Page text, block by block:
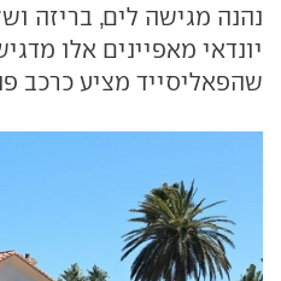
נהנה מגישה לים, בריזה
יונדאי מאפיינים אלו
שהפאליסייד מציע כרכב